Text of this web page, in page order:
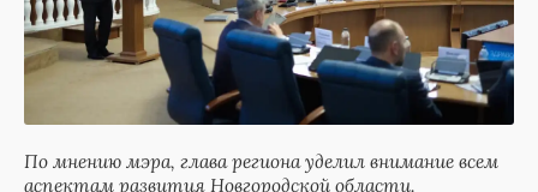
По мнению мэра, глава региона уделил внимание всем
аспектам развития Новгородской области.